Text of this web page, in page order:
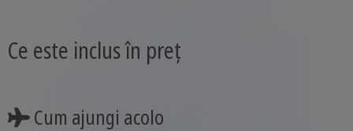
Ce este inclus în preț
Cum ajungi acolo